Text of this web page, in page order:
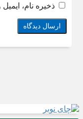
ذخیره نام،